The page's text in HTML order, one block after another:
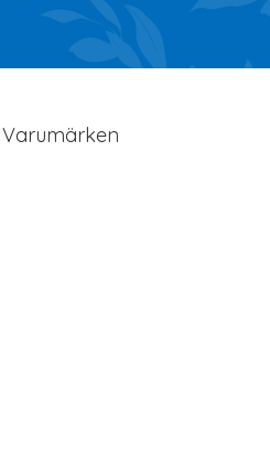
Varumärken